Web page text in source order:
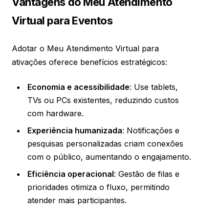
Virtual para Eventos
Adotar o Meu Atendimento Virtual para
ativações oferece benefícios estratégicos:
Economia e acessibilidade: Use tablets,
TVs ou PCs existentes, reduzindo custos
com hardware.
Experiência humanizada: Notificações e
pesquisas personalizadas criam conexões
com o público, aumentando o engajamento.
Eficiência operacional: Gestão de filas e
prioridades otimiza o fluxo, permitindo
atender mais participantes.